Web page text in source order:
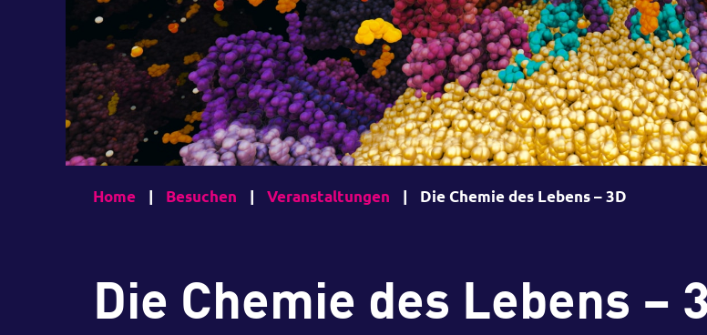
Home | Besuchen | Veranstaltungen | Die Chemie des Lebens – 3D
Die Chemie des Lebens –